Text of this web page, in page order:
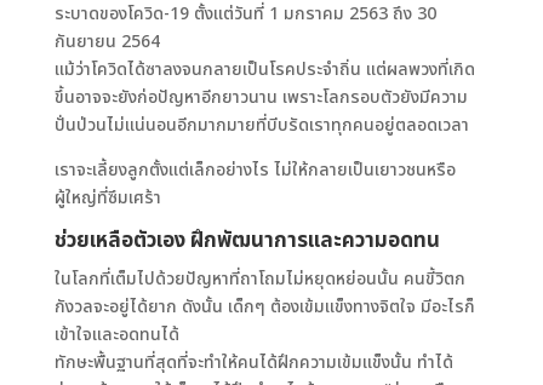
ระบาดของโควิด-19 ตั้งแต่วันที่ 1 มกราคม 2563 ถึง 30
กันยายน 2564
แม้ว่าโควิดได้ซาลงจนกลายเป็นโรคประจำถิ่น แต่ผลพวงที่เกิด
ขึ้นอาจจะยังก่อปัญหาอีกยาวนาน เพราะโลกรอบตัวยังมีความ
ปั่นป่วนไม่แน่นอนอีกมากมายที่บีบรัดเราทุกคนอยู่ตลอดเวลา
เราจะเลี้ยงลูกตั้งแต่เล็กอย่างไร ไม่ให้กลายเป็นเยาวชนหรือ
ผู้ใหญ่ที่ซึมเศร้า
ช่วยเหลือตัวเอง ฝึกพัฒนาการและความอดทน
ในโลกที่เต็มไปด้วยปัญหาที่ถาโถมไม่หยุดหย่อนนั้น คนขี้วิตก
กังวลจะอยู่ได้ยาก ดังนั้น เด็กๆ ต้องเข้มแข็งทางจิตใจ มีอะไรก็
เข้าใจและอดทนได้
ทักษะพื้นฐานที่สุดที่จะทำให้คนได้ฝึกความเข้มแข็งนั้น ทำได้